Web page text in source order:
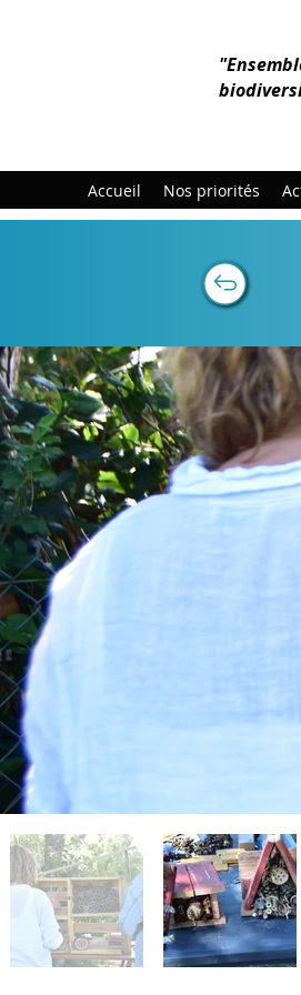
Accueil Nos priorités